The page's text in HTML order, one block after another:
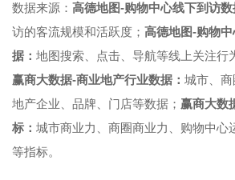
数据来源： 高德地图-购物中心线下到访数
访的客流规模和活跃度； 高德地图-购物
据： 地图搜索、点击、导航等线上关注行
赢商大数据-商业地产行业数据： 城市、
地产企业、品牌、门店等数据； 赢商大数
标： 城市商业力、商圈商业力、购物中心
等指标。